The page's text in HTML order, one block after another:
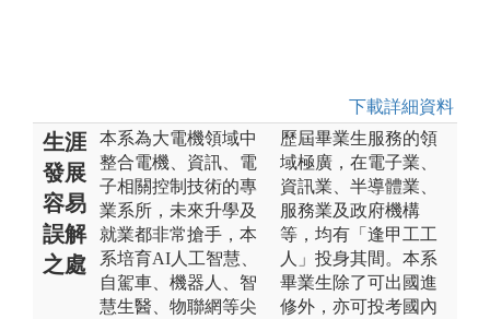
下載詳細資料
生涯
發展
容易
誤解
之處
本系為大電機領域中
整合電機、資訊、電
子相關控制技術的專
業系所，未來升學及
就業都非常搶手，本
系培育AI人工智慧、
自駕車、機器人、智
慧生醫、物聯網等尖
歷屆畢業生服務的領
域極廣，在電子業、
資訊業、半導體業、
服務業及政府機構
等，均有「逢甲工工
人」投身其間。本系
畢業生除了可出國進
修外，亦可投考國內